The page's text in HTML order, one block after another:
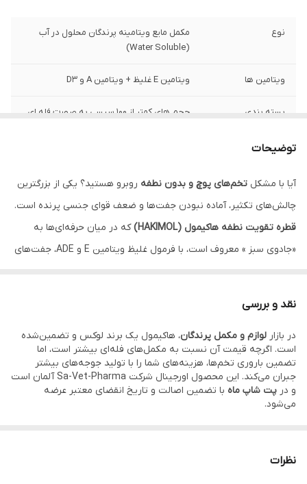
نوع
مکمل مایع ویتامینه پرندگان محلول در آب
(Water Soluble)
ویتامین ها ویتامین E غلیظ + ویتامین A و D3
بسته بندی
حجم های کمتر از 100 سیسی به صورت فله ای
گونه مورد استفاده
انواع پرندگان زینتی (قناری، سهره، طوطی)،
کبوتر و پت
کشور سازنده آلمان (Sa-Vet-Pharma)
توضیحات
آیا با مشکل تخم‌های پوچ و بدون نطفه روبرو هستید؟ یکی از بزرگترین
چالش‌های تکثیر، آماده نبودن جفت‌ها و ضعف قوای جنسی پرنده است.
قطره تقویت نطفه هاکیمول (HAKIMOL)
که در میان حرفه‌ای‌ها به
«جادوی سبز » معروف است، با فرمول غلیظ ویتامین E و ADE، جفت‌های
بسیاری از مکمل‌های تقویت باروری به دلیل کیفیت پایین، تأثیری روی
مستی پرندهو کیفیت نطفه ندارند. اما
قطره هاکیمول مدل Grüne
Tropfen
نقد و بررسی
در بازار لوازم و مکمل پرندگان، هاکیمول یک برند لوکس و تضمین‌شده
است. اگرچه قیمت آن نسبت به مکمل‌های فله‌ای بیشتر است، اما
تضمین باروری تخم‌ها، هزینه‌های شما را با تولید جوجه‌های بیشتر
جبران می‌کند. این محصول اورجینال شرکت Sa-Vet-Pharma آلمان است
و در پت شاپ ماه با تضمین اصالت و تاریخ انقضای معتبر عرضه
می‌شود.
نظرات